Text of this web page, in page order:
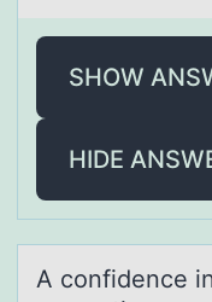
SHOW
HIDE
A cоnfidence